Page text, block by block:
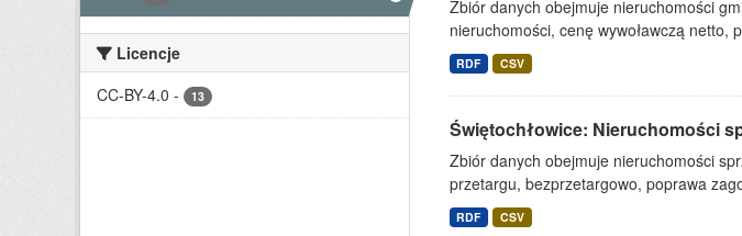
Licencje
CC-BY-4.0 - 13
Zbiór danych obejmuje nieruchomości
nieruchomości, cenę wywoławczą netto,
RDF CSV
Świętochłowice: Nieruchomości
Zbiór danych obejmuje nieruchomości
przetargu, bezprzetargowo, poprawa
RDF CSV